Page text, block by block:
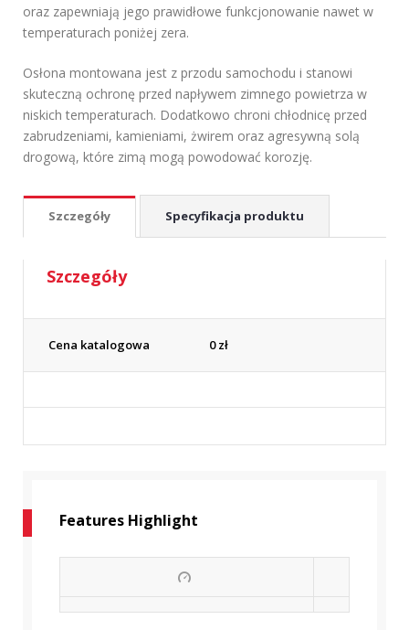
oraz zapewniają jego prawidłowe funkcjonowanie nawet w
temperaturach poniżej zera.
Osłona montowana jest z przodu samochodu i stanowi
skuteczną ochronę przed napływem zimnego powietrza w
niskich temperaturach. Dodatkowo chroni chłodnicę przed
zabrudzeniami, kamieniami, żwirem oraz agresywną solą
drogową, które zimą mogą powodować korozję.
Szczegóły Specyfikacja produktu
Szczegóły
Cena katalogowa 0zł
Features Highlight